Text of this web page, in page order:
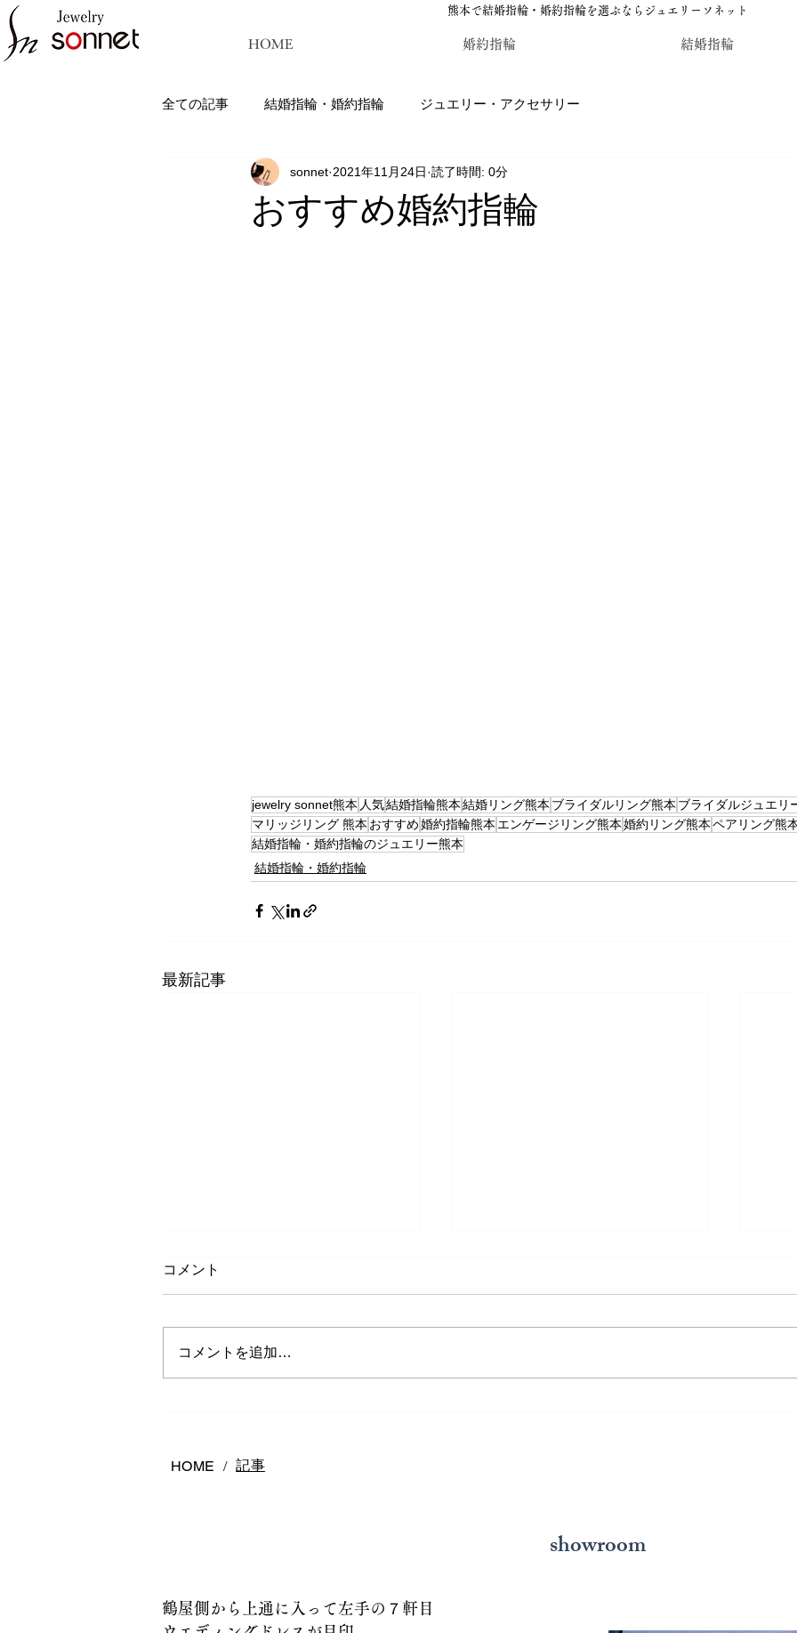
熊本で結婚指輪・婚約指輪を選ぶならジュエリーソネット
HOME 婚約指輪 結婚指輪
全ての記事 結婚指輪・婚約指輪 ジュエリー・アクセサリー
ジュエリーソネット熊本：結婚指輪・婚約指輪のジュエリーソネット熊本 カラーストーン・
おすすめ婚約指輪
sonnet 2021年11月24日 読了時間: 0分
jewelry sonnet熊本 人気結婚指輪熊本結婚リング熊本 ブライダルリング熊本 ブライダルジュエリ
マリッジリング 熊本 おすすめ婚約指輪熊本 エンゲージリング熊本婚約リング熊本ペアリング熊
結婚指輪・婚約指輪のジュエリー熊本
結婚指輪・婚約指輪
最新記事
コメント
コメントを追加…
HOME / 記事
showroom
鶴屋側から上通に入って左手の７軒目